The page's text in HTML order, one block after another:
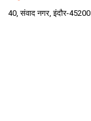
40, संवाद नगर, इंदौर-